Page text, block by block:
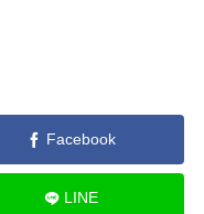
Facebook
LINE